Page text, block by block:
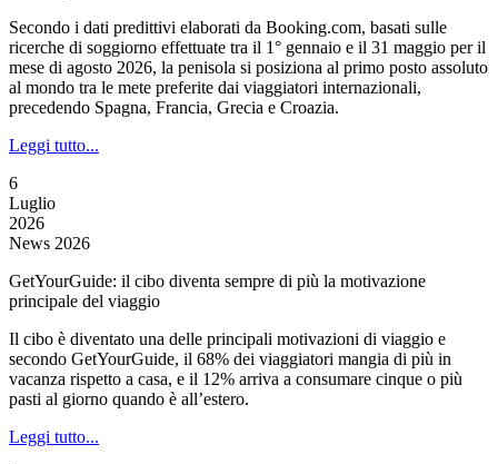
Secondo i dati predittivi elaborati da Booking.com, basati sulle
ricerche di soggiorno effettuate tra il 1° gennaio e il 31 maggio per il
mese di agosto 2026, la penisola si posiziona al primo posto assoluto
al mondo tra le mete preferite dai viaggiatori internazionali,
precedendo Spagna, Francia, Grecia e Croazia.
Leggi tutto...
6
Luglio
2026
News 2026
GetYourGuide: il cibo diventa sempre di più la motivazione
principale del viaggio
Il cibo è diventato una delle principali motivazioni di viaggio e
secondo GetYourGuide, il 68% dei viaggiatori mangia di più in
vacanza rispetto a casa, e il 12% arriva a consumare cinque o più
pasti al giorno quando è all’estero.
Leggi tutto...